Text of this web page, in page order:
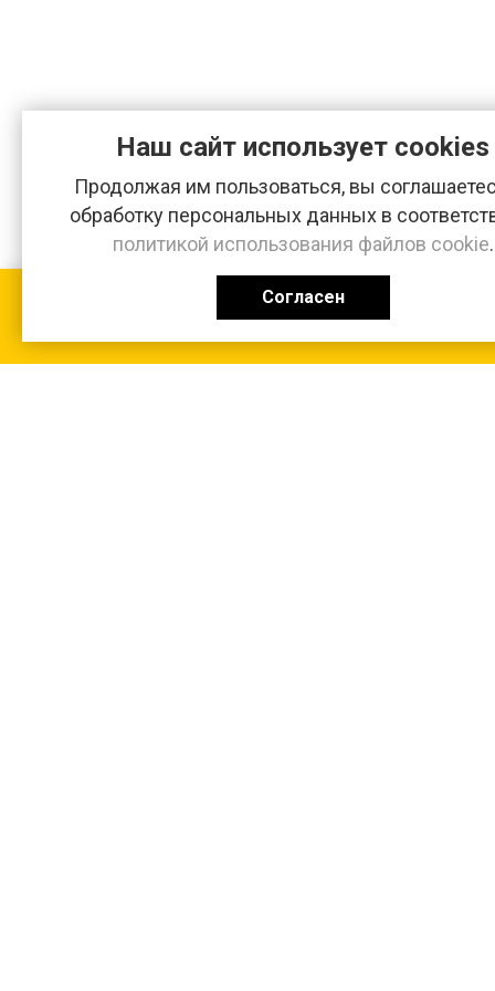
Наш сайт использует cookies
Продолжая им пользоваться, вы
обработку персональных данных в
политикой использования файлов cookie.
Согласен